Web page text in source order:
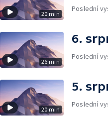
20 min
Poslední
26 min
6.
Poslední
20 min
5.
Poslední